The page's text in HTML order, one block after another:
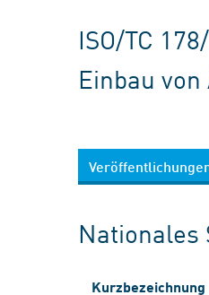
ISO/TC
Einbau
Nationales
Kurzbezeichnung